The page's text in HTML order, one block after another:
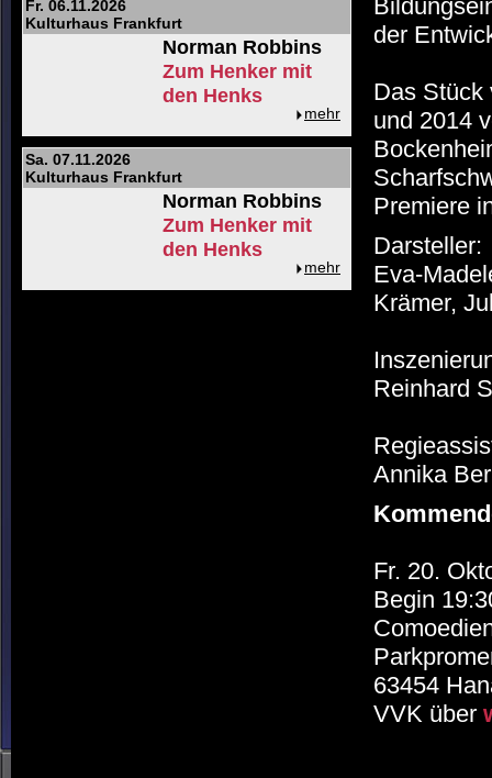
Fr. 06.11.2026
Kulturhaus Frankfurt
Norman Robbins
Zum Henker mit
den Henks
mehr
Sa. 07.11.2026
Kulturhaus Frankfurt
Norman Robbins
Zum Henker mit
den Henks
mehr
der
Das Stück
und 2014
Premiere
Darsteller:
Eva-
Krämer,
Reinhard
Annika
Fr. 20.
Begin
63454
VVK über